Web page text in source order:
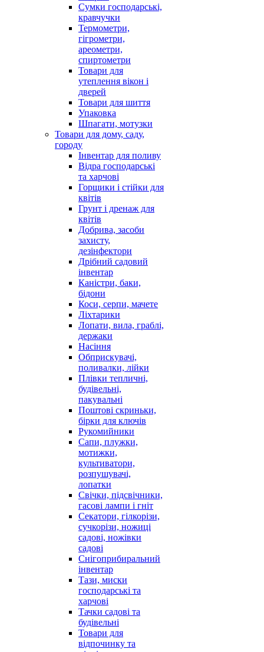
Сумки господарські,
кравчучки
Термометри,
гігрометри,
ареометри,
спиртометри
Товари для
утеплення вікон і
дверей
Товари для шиття
Упаковка
Шпагати, мотузки
Товари для дому, саду,
городу
Інвентар для поливу
Відра господарські
та харчові
Горщики і стійки для
квітів
Грунт і дренаж для
квітів
Добрива, засоби
захисту,
дезінфектори
Дрібний садовий
інвентар
Каністри, баки,
бідони
Коси, серпи, мачете
Ліхтарики
Лопати, вила, граблі,
держаки
Насіння
Обприскувачі,
поливалки, лійки
Плівки тепличні,
будівельні,
пакувальні
Поштові скриньки,
бірки для ключів
Рукомийники
Сапи, плужки,
мотижки,
культиватори,
розпушувачі,
лопатки
Свічки, підсвічники,
гасові лампи і гніт
Секатори, гілкорізи,
сучкорізи, ножиці
садові, ножівки
садові
Снігоприбиральний
інвентар
Тази, миски
господарські та
харчові
Тачки садові та
будівельні
Товари для
відпочинку та